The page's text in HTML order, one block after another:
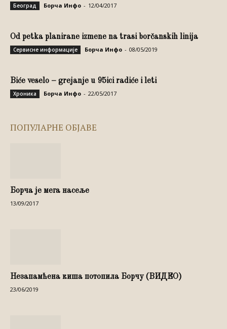
Београд Борча Инфо - 12/04/2017
Od petka planirane izmene na trasi borčanskih linija
Сервисне информације Борча Инфо - 08/05/2019
Biće veselo – grejanje u 95ici radiće i leti
Хроника Борча Инфо - 22/05/2017
ПОПУЛАРНЕ ОБЈАВЕ
Борча је мега насеље
13/09/2017
Незапамћена киша потопила Борчу (ВИДЕО)
23/06/2019